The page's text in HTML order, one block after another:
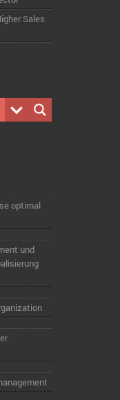
Sales
optimal
und